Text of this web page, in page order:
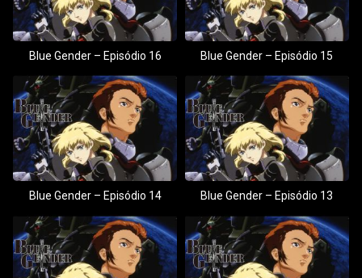
Blue Gender – Episódio 16 Blue Gender – Episódio 15
Blue Gender – Episódio 14 Blue Gender – Episódio 13